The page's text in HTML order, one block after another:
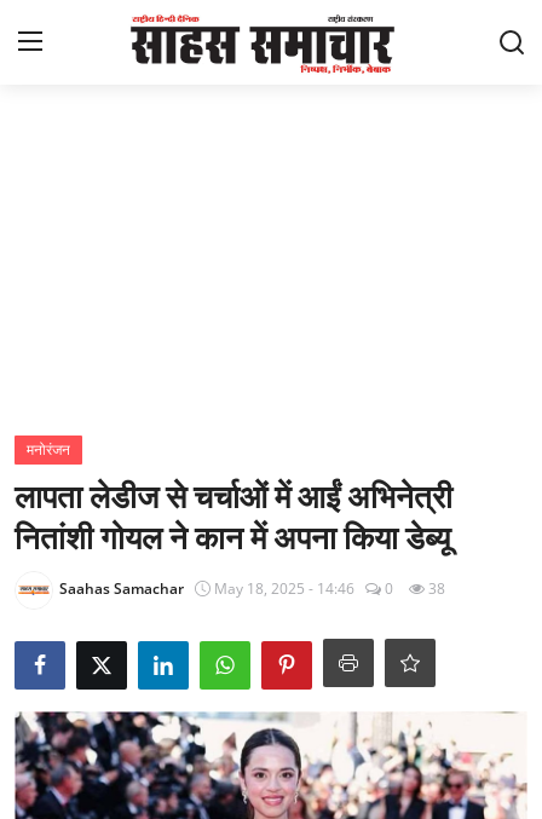
राज्य
अंतराष्ट्रीय
Epaper
धर्म
लाइफस्टाइल
मनोरंजन
लापता लेडीज से चर्चाओं में आईं अभिनेत्री
नितांशी गोयल ने कान में अपना किया डेब्यू
Saahas Samachar May 18, 2025 - 14:46 0 38